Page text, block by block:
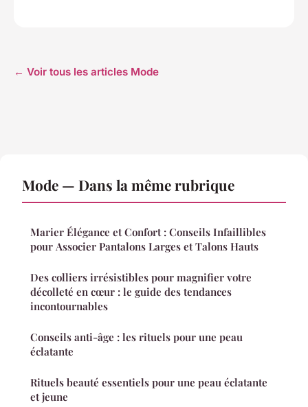
← Voir tous les articles Mode
Mode — Dans la même rubrique
Marier Élégance et Confort : Conseils Infaillibles
pour Associer Pantalons Larges et Talons Hauts
Des colliers irrésistibles pour magnifier votre
décolleté en cœur : le guide des tendances
incontournables
Conseils anti-âge : les rituels pour une peau
éclatante
Rituels beauté essentiels pour une peau éclatante
et jeune